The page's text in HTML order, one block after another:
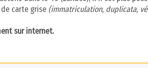
carte grise (immatriculation, duplicata,
sur internet.